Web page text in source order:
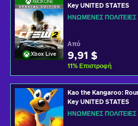
Xbox Live
Key UNITED STATES
ΗΝΩΜΈΝΕΣ ΠΟΛΙΤΕΊΕΣ
Από
9,91 $
11% Επιστροφή
Kao the Kangaroo:
Key UNITED STATES
ΗΝΩΜΈΝΕΣ ΠΟΛΙΤΕΊΕΣ